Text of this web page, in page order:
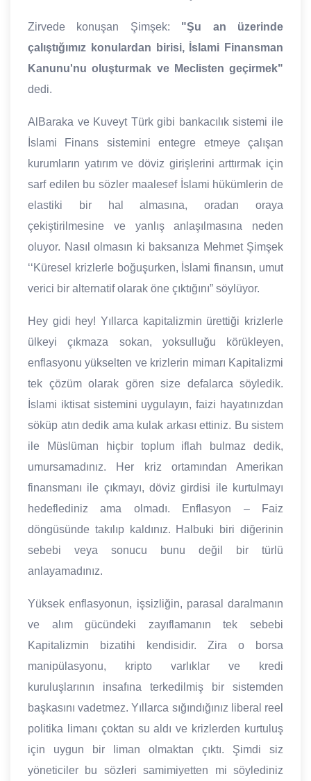
Zirvede konuşan Şimşek: "Şu an üzerinde
çalıştığımız konulardan birisi, İslami Finansman
Kanunu'nu oluşturmak ve Meclisten geçirmek"
dedi.
AlBaraka ve Kuveyt Türk gibi bankacılık sistemi ile
İslami Finans sistemini entegre etmeye çalışan
kurumların yatırım ve döviz girişlerini arttırmak için
sarf edilen bu sözler maalesef İslami hükümlerin de
elastiki bir hal almasına, oradan oraya
çekiştirilmesine ve yanlış anlaşılmasına neden
oluyor. Nasıl olmasın ki baksanıza Mehmet Şimşek
‘‘Küresel krizlerle boğuşurken, İslami finansın, umut
verici bir alternatif olarak öne çıktığını” söylüyor.
Hey gidi hey! Yıllarca kapitalizmin ürettiği krizlerle
ülkeyi çıkmaza sokan, yoksulluğu körükleyen,
enflasyonu yükselten ve krizlerin mimarı Kapitalizmi
tek çözüm olarak gören size defalarca söyledik.
İslami iktisat sistemini uygulayın, faizi hayatınızdan
söküp atın dedik ama kulak arkası ettiniz. Bu sistem
ile Müslüman hiçbir toplum iflah bulmaz dedik,
umursamadınız. Her kriz ortamından Amerikan
finansmanı ile çıkmayı, döviz girdisi ile kurtulmayı
hedeflediniz ama olmadı. Enflasyon – Faiz
döngüsünde takılıp kaldınız. Halbuki biri diğerinin
sebebi veya sonucu bunu değil bir türlü
anlayamadınız.
Yüksek enflasyonun, işsizliğin, parasal daralmanın
ve alım gücündeki zayıflamanın tek sebebi
Kapitalizmin bizatihi kendisidir. Zira o borsa
manipülasyonu, kripto varlıklar ve kredi
kuruluşlarının insafına terkedilmiş bir sistemden
başkasını vadetmez. Yıllarca sığındığınız liberal reel
politika limanı çoktan su aldı ve krizlerden kurtuluş
için uygun bir liman olmaktan çıktı. Şimdi siz
yöneticiler bu sözleri samimiyetten mi söylediniz